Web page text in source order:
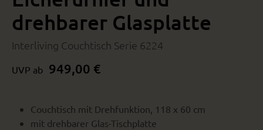
drehbarer Glasplatte
Interliving Couchtisch Serie 6224
UVP ab 949,00 €
Couchtisch mit Drehfunktion, 118 x 60 cm
mit drehbarer Glas-Tischplatte